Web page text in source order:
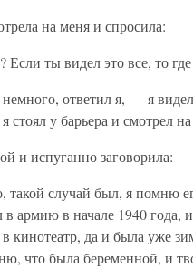
на меня и спросила:
ты видел это все, то
ответил я, — я
у барьера и смотрел на
и испуганно заговорила:
такой случай был, я помню
армию в начале 1940 года,
кинотеатр, да и была уже
что была беременной, и